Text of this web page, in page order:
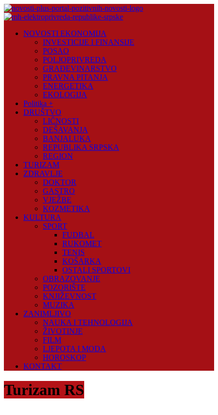
Skip
to
Plus
NOVOSTI EKONOMIJA
INVESTICIJE I FINANSIJE
POSAO
POLJOPRIVREDA
GRAĐEVINARSTVO
PRAVNA PITANJA
ENERGETIKA
EKOLOGIJA
Politika +
DRUŠTVO
LIČNOSTI
DEŠAVANJA
BANJALUKA
REPUBLIKA SRPSKA
REGION
TURIZAM
ZDRAVLJE
DOKTOR
GASTRO
VJEŽBE
KOZMETIKA
KULTURA
SPORT
FUDBAL
RUKOMET
TENIS
KOŠARKA
OSTALI SPORTOVI
OBRAZOVANJE
POZORIŠTE
KNJIŽEVNOST
MUZIKA
ZANIMLJIVO
NAUKA I TEHNOLOGIJA
ŽIVOTINJE
FILM
LJEPOTA I MODA
HOROSKOP
KONTAKT
Turizam RS